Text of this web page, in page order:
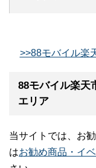
>>88モバイル楽
88モバイル楽天
エリア
当サイトでは、お
はお勧め商品・イ